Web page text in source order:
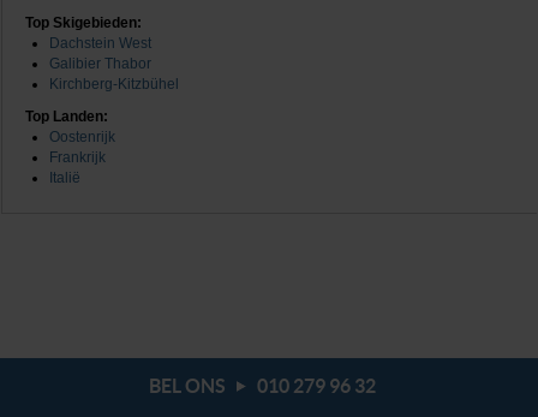
Top Skigebieden:
Dachstein West
Galibier Thabor
Kirchberg-Kitzbühel
Top Landen:
Oostenrijk
Frankrijk
Italië
BEL ONS 010 279 96 32